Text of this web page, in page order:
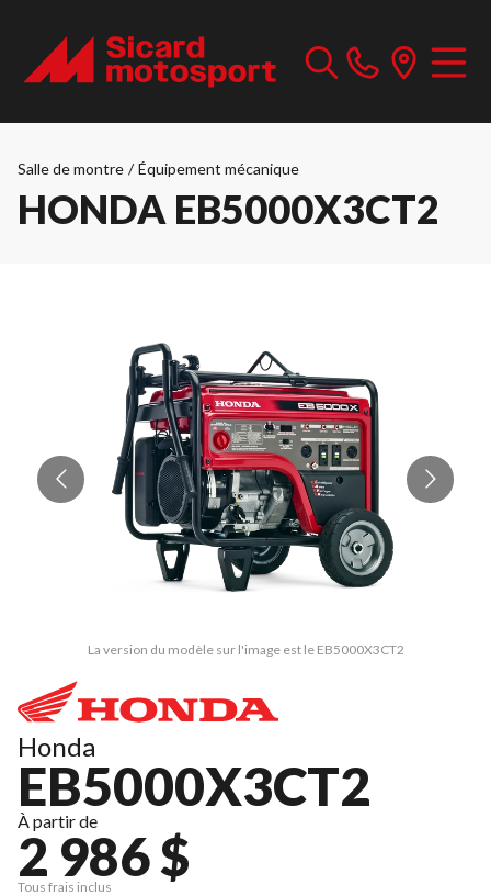
Salle de montre / Équipement mécanique
HONDA EB5000X3CT2
La version du modèle sur l'image est le EB5000X3CT2
Honda
EB5000X3CT2
À partir de
2 986 $
Tous frais inclus